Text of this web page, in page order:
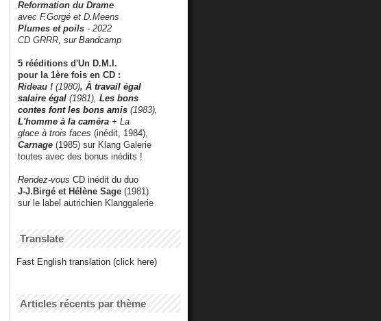
Reformation du Drame
avec F.Gorgé et D.Meens
Plumes et poils - 2022
CD GRRR, sur Bandcamp
5 rééditions d'Un D.M.I.
pour la 1ère fois en CD :
Rideau ! (1980), À travail égal
salaire égal (1981), Les bons
contes font les bons amis (1983),
L'homme à la caméra + La
glace à trois faces (inédit, 1984),
Carnage (1985) sur Klang Galerie
toutes avec des bonus inédits !
Rendez-vous CD inédit du duo
J-J.Birgé et Hélène Sage (1981)
sur le label autrichien Klanggalerie
Translate
Fast English translation (click here)
Articles récents par thème